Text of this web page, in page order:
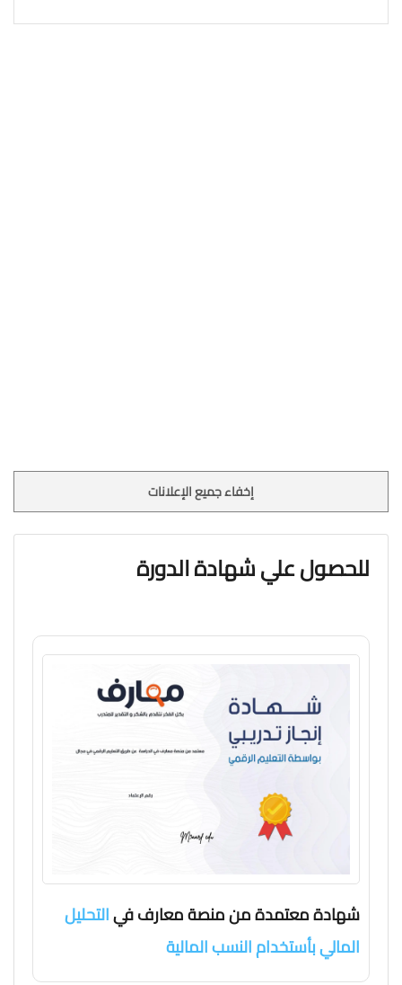
إخفاء جميع الإعلانات
للحصول علي شهادة الدورة
شهادة معتمدة من منصة معارف فيالتحليل
المالي بأستخدام النسب المالية